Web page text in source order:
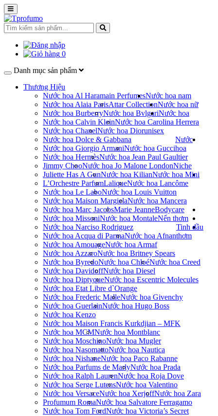
0
Danh mục sản phẩm
Thương Hiệu
Nước hoa Al Haramain Perfumes
Nước hoa Alaia ParisAttar Collection
Nước hoa BurberryNước hoa Bvlgari
Nước hoa Calvin KleinNước hoa Carolina Herrera
Nước hoa ChanelNước hoa Dior
Nước hoa Dolce & Gabbana
Nước hoa Giorgio ArmaniNước hoa Gucci
Nước hoa HermèsNước hoa Jean Paul Gaultier
Jimmy ChooNước hoa Jo Malone London
Juliette Has A GunNước hoa Kilian
L’Orchestre ParfumLaliqueNước hoa Lancôme
Nước hoa Le LaboNước hoa Louis Vuitton
Nước hoa Maison MargielaNước hoa Mancera
Nước hoa Marc JacobsMarie Jeanne
Nước hoa MissoniNước hoa Montale
Nước hoa Narciso Rodriguez
Nước hoa Acqua di ParmaNước hoa Afnan
Nước hoa AmouageNước hoa Armaf
Nước hoa AzzaroNước hoa Britney Spears
Nước hoa ByredoNước hoa ChloéNước hoa Creed
Nước hoa DavidoffNước hoa Diesel
Nước hoa DiptyqueNước hoa Escentric Molecules
Nước hoa Etat Libre d`Orange
Nước hoa Frederic MalleNước hoa Givenchy
Nước hoa GuerlainNước hoa Hugo Boss
Nước hoa Kenzo
Nước hoa Maison Francis Kurkdjian – MFK
Nước hoa MCMNước hoa Montblanc
Nước hoa MoschinoNước hoa Mugler
Nước hoa NasomattoNước hoa Nautica
Nước hoa NishaneNước hoa Paco Rabanne
Nước hoa Parfums de MarlyNước hoa Prada
Nước hoa Ralph LaurenNước hoa Roja Dove
Nước hoa Serge LutensNước hoa Valentino
Nước hoa VersaceNước hoa XerjoffNước hoa Zara
Profumum RomaNước hoa Salvatore Ferragamo
Nước hoa Tom FordNước hoa Victoria’s Secret
Nước hoa nam
Nước hoa nữ
Nước hoa
unisex
Nước
hoa
Niche
Nước hoa Mini
Bodycare
Nến thơm
Tinh dầu
thơm